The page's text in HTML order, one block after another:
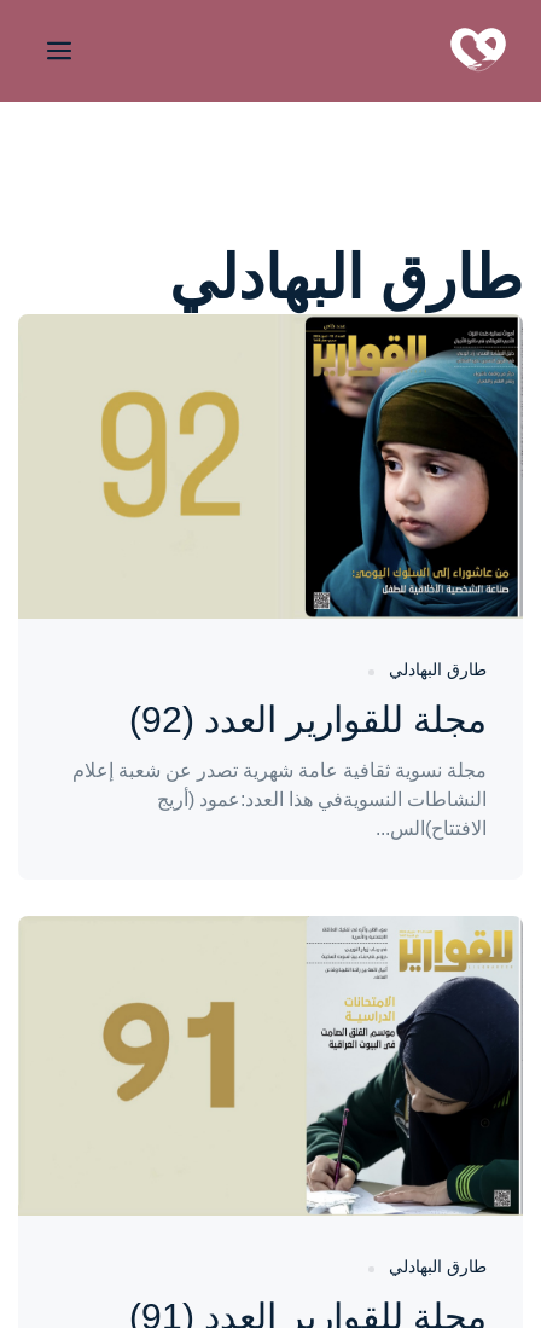
طارق البهادلي
واحة المرأة
منذ 3 أسابيع
طارق البهادلي
مجلة للقوارير العدد (92)
مجلة نسوية ثقافية عامة شهرية تصدر عن شعبة إعلام
النشاطات النسويةفي هذا العدد:عمود (أريج
الافتتاح)الس...
واحة المرأة
منذ شهر
طارق البهادلي
مجلة للقوارير العدد (91)